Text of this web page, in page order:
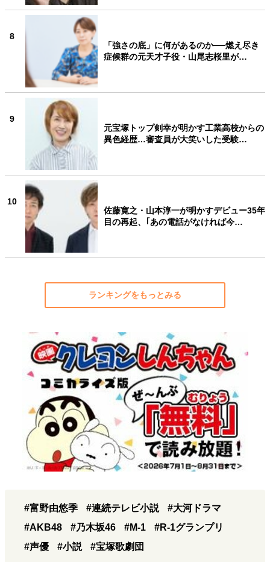
8
「強さの底」に何があるのか──燃え尽き
症候群の元天才子役・山尾志桜里が…
9
元宝塚トップ剣幸が明かす工業高校からの
異色経歴…審査員が大笑いした受験…
10
佐藤寛之・山本淳一が明かすデビュー35年
目の再起、｢あの電話がなければ今…
ランキングをもっとみる
#富野由悠季 #連続テレビ小説
#大河ドラマ
#AKB48
#乃木坂46 #M-1
#R-1グランプリ
#声優
#小説 #宝塚歌劇団